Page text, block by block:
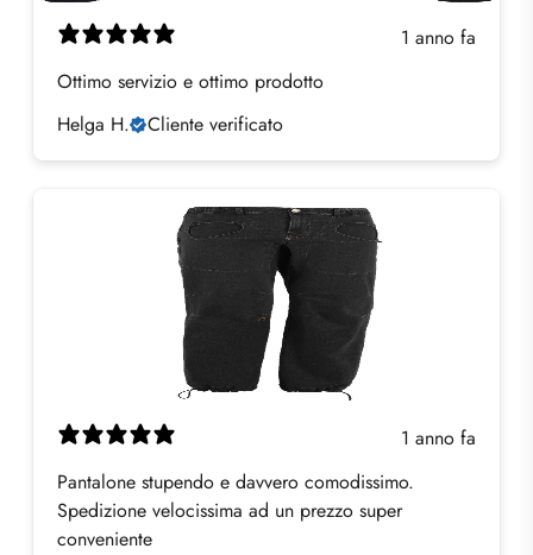
1 anno fa
Ottimo servizio e ottimo prodotto
Helga H.
Cliente verificato
1 anno fa
Pantalone stupendo e davvero comodissimo.
Spedizione velocissima ad un prezzo super
conveniente